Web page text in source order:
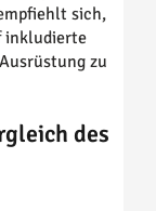
sich,
inkludierte
zu
des